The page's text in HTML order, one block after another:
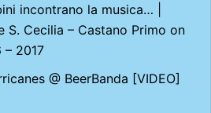
incontrano la musica… |
S. Cecilia – Castano Primo on
– 2017
@ BeerBanda [VIDEO]